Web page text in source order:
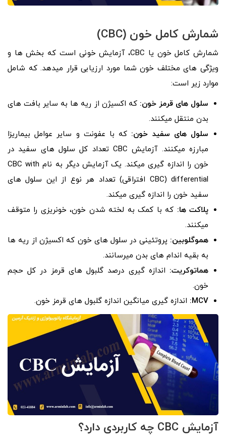
شمارش کامل خون (CBC)
شمارش کامل خون یا CBC، آزمایش خونی است که بخش ­ها و
ویژگی­ های مختلف خون شما مورد ارزیابی قرار می­دهد. که شامل
موارد زیر است:
سلول­ های قرمز خون: که اکسیژن از ریه­ ها به سایر بافت­ های
بدن منتقل می­کنند.
سلول­ های سفید خون: که با عفونت و سایر عوامل بیماری­زا
مبارزه می­کنند. آزمایش CBC تعداد کل سلول­ های سفید در
خون را اندازه­ گیری می­کند. یک آزمایش دیگر به نام CBC with
differential (CBC افتراقی) تعداد هر نوع از این سلول­ های
سفید خون را اندازه­ گیری می­کند.
پلاکت ­ها: که با کمک به لخته شدن خون، خونریزی را متوقف
می­کنند.
هموگلوبین: پروتئینی در سلول­ های خون که اکسیژن از ریه­ ها
به بقیه اندام­ های بدن می­رسانند.
هماتوکریت: اندازه­ گیری درصد گلبول­ های قرمز در کل حجم
خون.
MCV: اندازه ­گیری میانگین اندازه گلبول­ های قرمز خون.
آزمایش CBC چه کاربردی دارد؟